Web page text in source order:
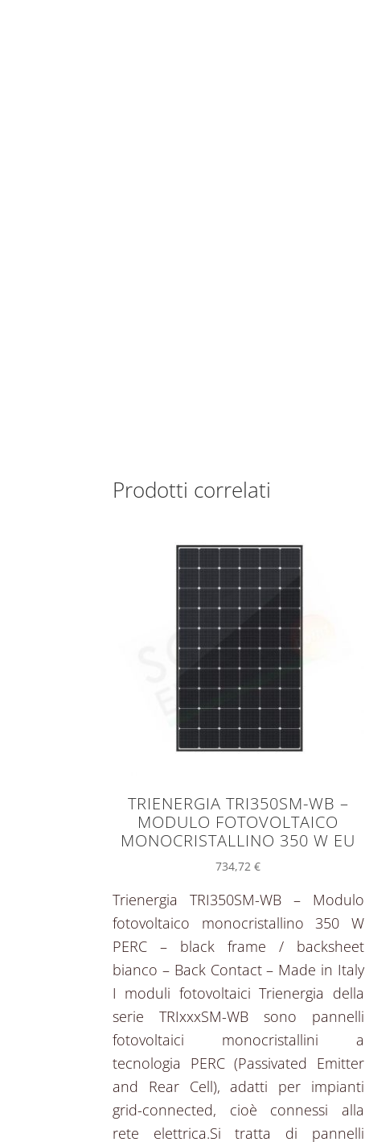
Prodotti correlati
TRIENERGIA TRI350SM-WB –
MODULO FOTOVOLTAICO
MONOCRISTALLINO 350 W EU
734,72€
Trienergia TRI350SM-WB – Modulo
fotovoltaico monocristallino 350 W
PERC – black frame / backsheet
bianco – Back Contact – Made in Italy
I moduli fotovoltaici Trienergia della
serie TRIxxxSM-WB sono pannelli
fotovoltaici monocristallini a
tecnologia PERC (Passivated Emitter
and Rear Cell), adatti per impianti
grid-connected, cioè connessi alla
rete elettrica.Si tratta di pannelli